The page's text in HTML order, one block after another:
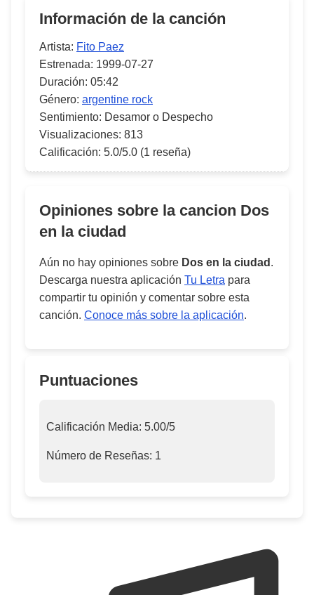
Información de la canción
Artista: Fito Paez
Estrenada: 1999-07-27
Duración: 05:42
Género: argentine rock
Sentimiento: Desamor o Despecho
Visualizaciones: 813
Calificación: 5.0/5.0 (1 reseña)
Opiniones sobre la cancion Dos
en la ciudad
Aún no hay opiniones sobre Dos en la ciudad .
Descarga nuestra aplicación Tu Letra para
compartir tu opinión y comentar sobre esta
canción. Conoce más sobre la aplicación.
Puntuaciones
Calificación Media: 5.00/5
Número de Reseñas: 1